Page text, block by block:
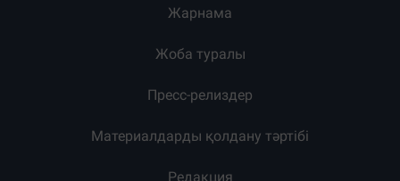
Жарнама
Жоба туралы
Пресс-релиздер
Материалдарды қолдану тәртібі
Редакция